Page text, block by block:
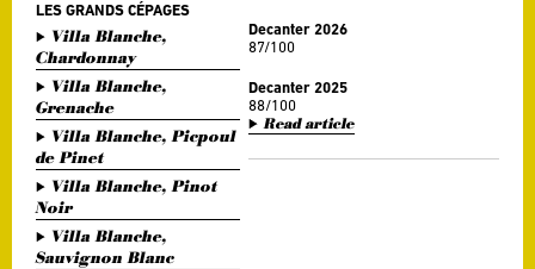
LES GRANDS CÉPAGES
Villa Blanche,
Chardonnay
Villa Blanche,
Grenache
Villa Blanche, Picpoul
de Pinet
Villa Blanche, Pinot
Noir
Villa Blanche,
Sauvignon Blanc
Decanter 2026
87/100
Decanter 2025
88/100
Read article